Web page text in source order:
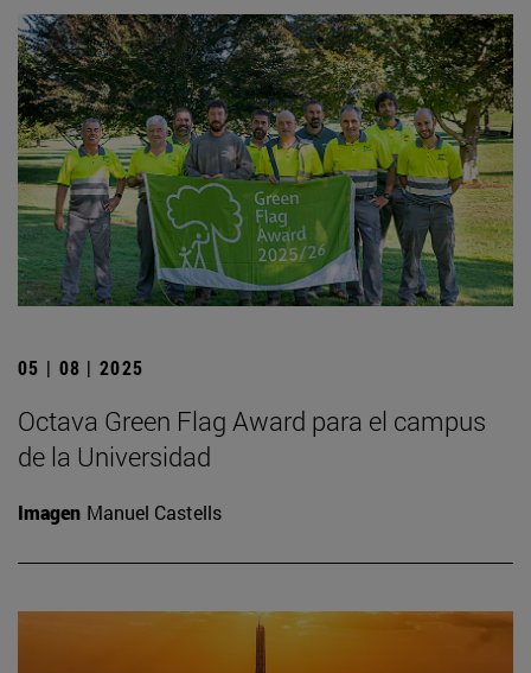
05 | 08 | 2025
Octava Green Flag Award para el campus
de la Universidad
Imagen Manuel Castells